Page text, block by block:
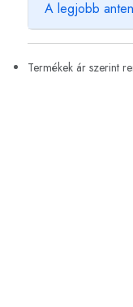
A legjobb
Termékek ár szerint